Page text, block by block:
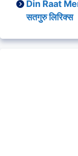
Din Raat
सतगुरु लिरिक्स